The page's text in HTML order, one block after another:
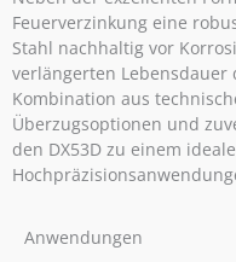
Feuerverzinkung eine
Stahl nachhaltig vor
verlängerten
Kombination aus
Überzugsoptionen und
den DX53D zu einem
Anwendungen